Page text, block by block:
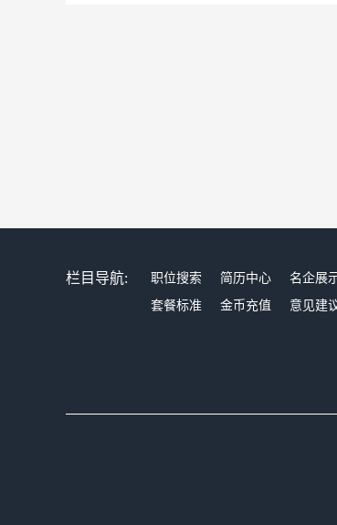
栏目导航: 职位搜索 简历中心 名企展
套餐标准
金币充值 意见建